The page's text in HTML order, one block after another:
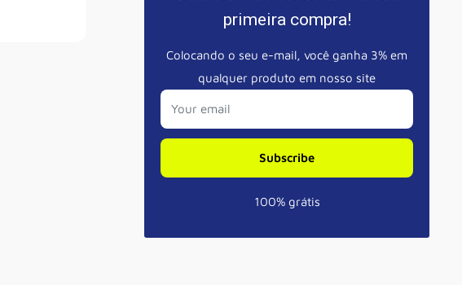
primeira compra!
Colocando o seu e-mail, você ganha 3% em
qualquer produto em nosso site
Your email
Subscribe
100% grátis